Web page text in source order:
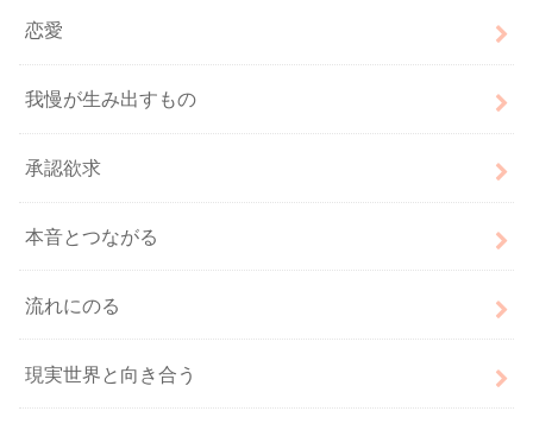
恋愛
我慢が生み出すもの
承認欲求
本音とつながる
流れにのる
現実世界と向き合う